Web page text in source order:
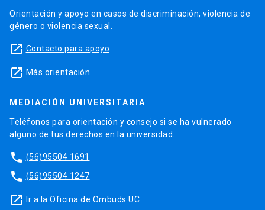
Orientación y apoyo en casos de discriminación, violencia de
género o violencia sexual.
launch Contacto para apoyo
launch Más orientación
MEDIACIÓN UNIVERSITARIA
Teléfonos para orientación y consejo si se ha vulnerado
alguno de tus derechos en la universidad.
phone (56)95504 1691
phone (56)95504 1247
launch Ir a la Oficina de Ombuds UC